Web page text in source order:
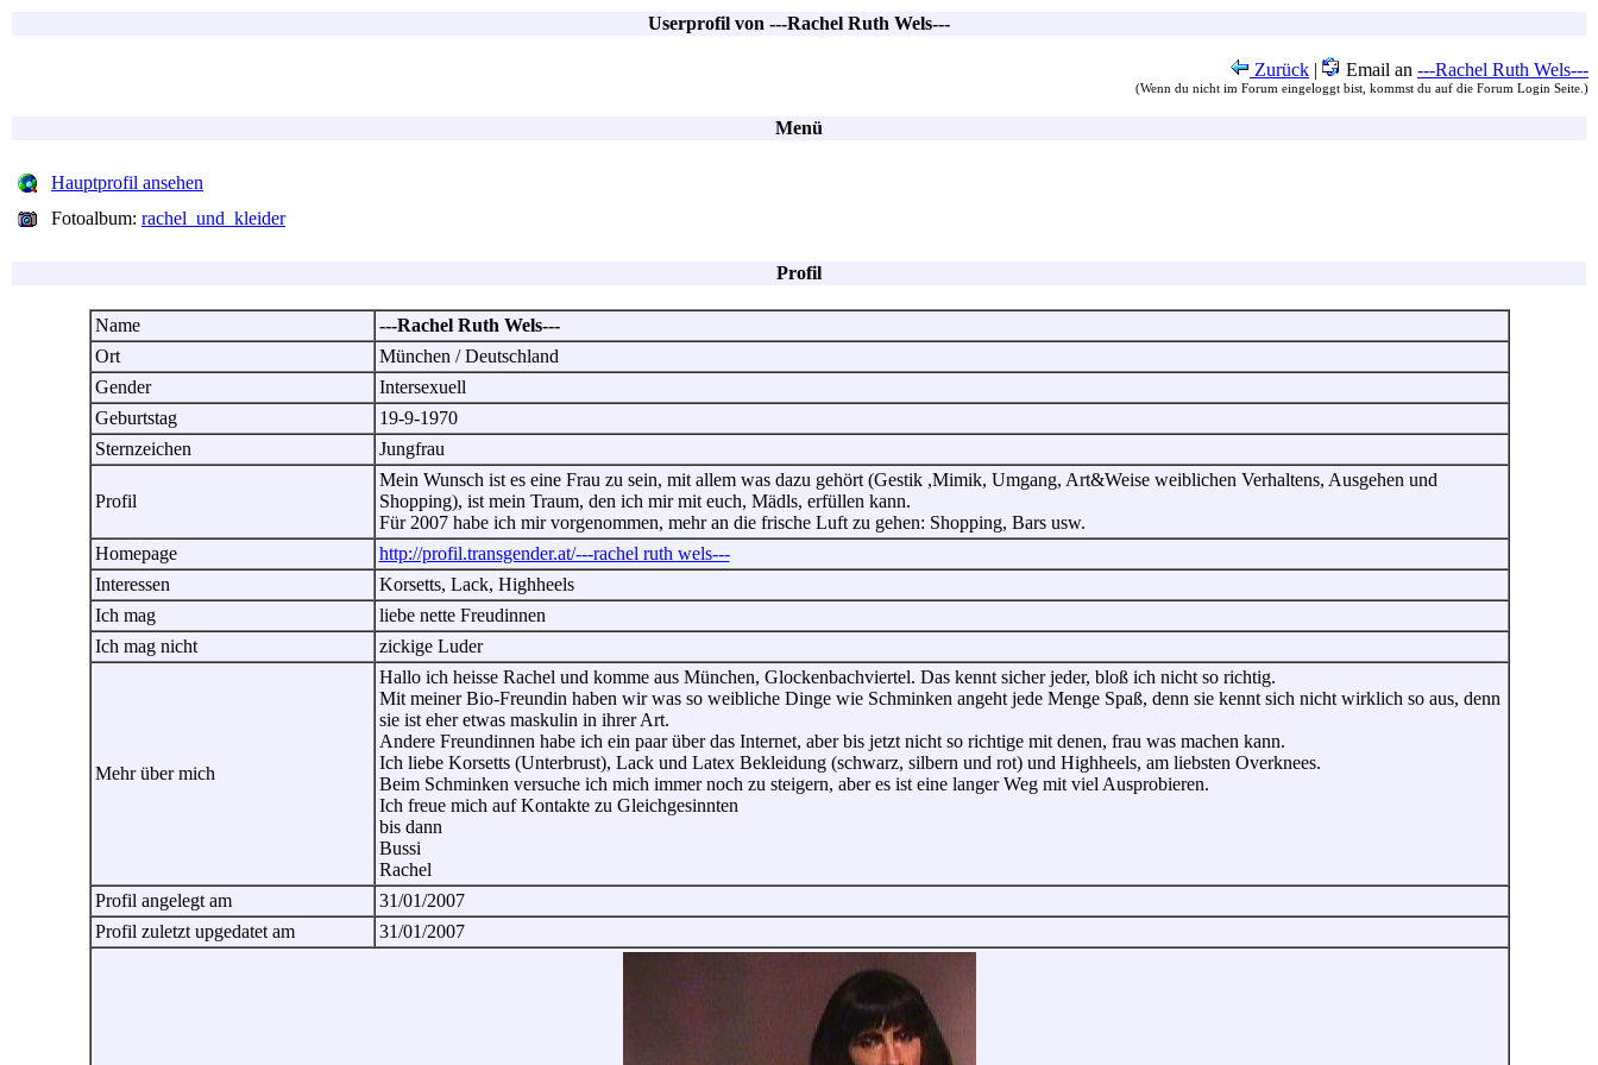
Userprofil von ---Rachel Ruth Wels---
Zurück | Email an ---Rachel Ruth Wels---
(Wenn du nicht im Forum eingeloggt bist, kommst du auf die Forum Login Seite.)
Menü
Hauptprofil ansehen
Fotoalbum: rachel_und_kleider
Profil
Name
---Rachel Ruth Wels---
Ort
München / Deutschland
Gender
Intersexuell
Geburtstag
19-9-1970
Sternzeichen
Jungfrau
Profil
Mein Wunsch ist es eine Frau zu sein, mit allem was dazu gehört (Gestik ,Mimik, Umgang, Art&Weise weiblichen Verhaltens, Ausgehen und
Shopping), ist mein Traum, den ich mir mit euch, Mädls, erfüllen kann.
Für 2007 habe ich mir vorgenommen, mehr an die frische Luft zu gehen: Shopping, Bars usw.
Homepage
http://profil.transgender.at/---rachel ruth wels---
Interessen
Korsetts, Lack, Highheels
Ich mag
liebe nette Freudinnen
Ich mag nicht
zickige Luder
Mehr über mich
Hallo ich heisse Rachel und komme aus München, Glockenbachviertel. Das kennt sicher jeder, bloß ich nicht so richtig.
Mit meiner Bio-Freundin haben wir was so weibliche Dinge wie Schminken angeht jede Menge Spaß, denn sie kennt sich nicht wirklich so aus, denn
sie ist eher etwas maskulin in ihrer Art.
Andere Freundinnen habe ich ein paar über das Internet, aber bis jetzt nicht so richtige mit denen, frau was machen kann.
Ich liebe Korsetts (Unterbrust), Lack und Latex Bekleidung (schwarz, silbern und rot) und Highheels, am liebsten Overknees.
Beim Schminken versuche ich mich immer noch zu steigern, aber es ist eine langer Weg mit viel Ausprobieren.
Ich freue mich auf Kontakte zu Gleichgesinnten
bis dann
Bussi
Rachel
Profil angelegt am
31/01/2007
Profil zuletzt upgedatet am
31/01/2007